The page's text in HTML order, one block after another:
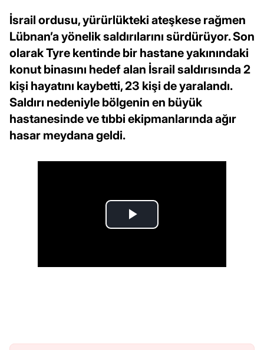
İsrail ordusu, yürürlükteki ateşkese rağmen
Lübnan’a yönelik saldırılarını sürdürüyor. Son
olarak Tyre kentinde bir hastane yakınındaki
konut binasını hedef alan İsrail saldırısında 2
kişi hayatını kaybetti, 23 kişi de yaralandı.
Saldırı nedeniyle bölgenin en büyük
hastanesinde ve tıbbi ekipmanlarında ağır
hasar meydana geldi.